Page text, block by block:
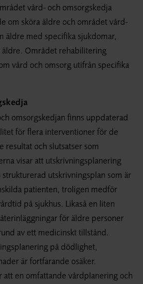
vård- och omsorgskedja
om sköra äldre och området vård-
äldre med specifika sjukdomar,
äldre. Området rehabilitering
vård och omsorg utifrån specifika
omsorgskedjan finns uppdaterad
för flera interventioner för de
resultat och slutsatser som
visar att utskrivningsplanering
utskrivningsplan som är
patienten, troligen medför
på sjukhus. Likaså en liten
för äldre personer
av ett medicinskt tillstånd.
på dödlighet,
är fortfarande osäker.
att en omfattande vårdplanering och